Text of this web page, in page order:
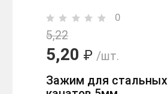
0
5,22
5,20 ₽ /шт.
Зажим для стальных